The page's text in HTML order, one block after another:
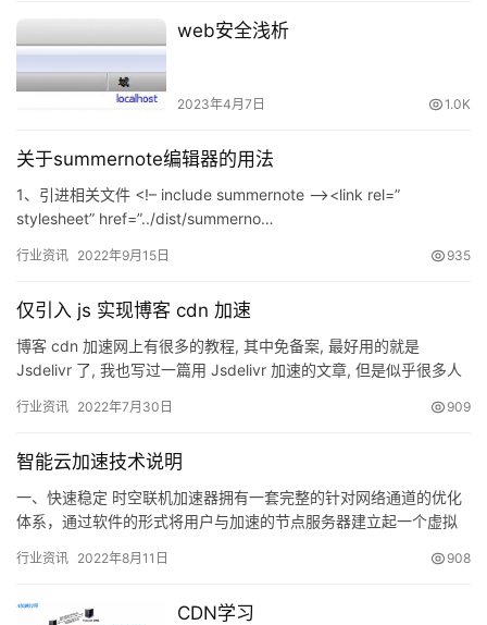
web安全浅析
2023年4月7日 1.0K
关于summernote编辑器的用法
1、引进相关文件 <!– include summernote –><link rel=”
stylesheet” href=”../dist/summerno…
行业资讯 2022年9月15日 935
仅引入 js 实现博客 cdn 加速
博客 cdn 加速网上有很多的教程, 其中免备案, 最好用的就是
Jsdelivr 了, 我也写过一篇用 Jsdelivr 加速的文章, 但是似乎很多人
行业资讯 2022年7月30日 909
智能云加速技术说明
一、快速稳定 时空联机加速器拥有一套完整的针对网络通道的优化
体系，通过软件的形式将用户与加速的节点服务器建立起一个虚拟
极速…
行业资讯 2022年8月11日 908
CDN学习